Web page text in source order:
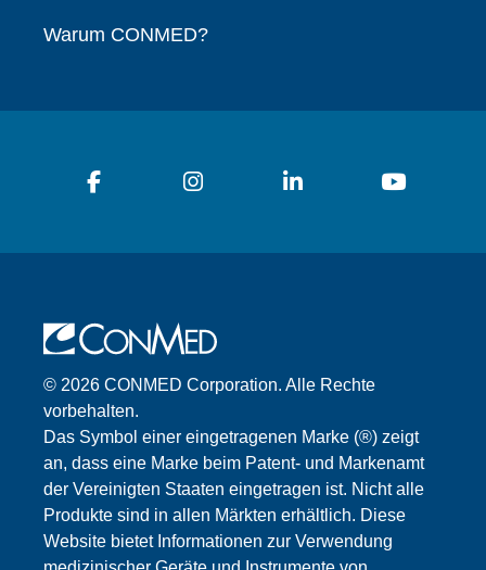
Warum CONMED?
© 2026 CONMED Corporation. Alle Rechte
vorbehalten.
Das Symbol einer eingetragenen Marke (®) zeigt
an, dass eine Marke beim Patent- und Markenamt
der Vereinigten Staaten eingetragen ist. Nicht alle
Produkte sind in allen Märkten erhältlich. Diese
Website bietet Informationen zur Verwendung